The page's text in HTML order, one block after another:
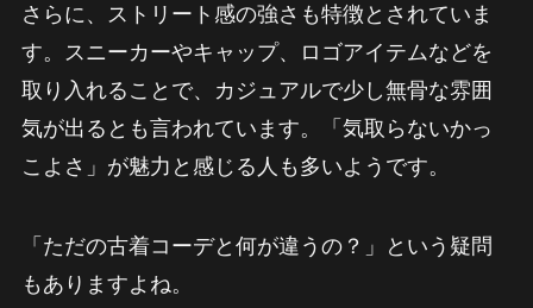
さらに、ストリート感の強さも特徴とされていま
す。スニーカーやキャップ、ロゴアイテムなどを
取り入れることで、カジュアルで少し無骨な雰囲
気が出るとも言われています。「気取らないかっ
こよさ」が魅力と感じる人も多いようです。
「ただの古着コーデと何が違うの？」という疑問
もありますよね。